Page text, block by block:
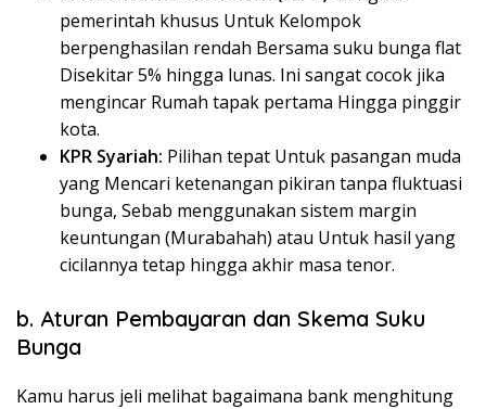
pemerintah khusus Untuk Kelompok
berpenghasilan rendah Bersama suku bunga flat
Disekitar 5% hingga lunas. Ini sangat cocok jika
mengincar Rumah tapak pertama Hingga pinggir
kota.
KPR Syariah: Pilihan tepat Untuk pasangan muda
yang Mencari ketenangan pikiran tanpa fluktuasi
bunga, Sebab menggunakan sistem margin
keuntungan (Murabahah) atau Untuk hasil yang
cicilannya tetap hingga akhir masa tenor.
b. Aturan Pembayaran dan Skema Suku
Bunga
Kamu harus jeli melihat bagaimana bank menghitung